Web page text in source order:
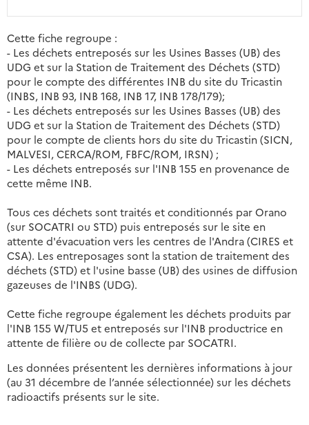
Cette fiche regroupe :
- Les déchets entreposés sur les Usines Basses (UB) des
UDG et sur la Station de Traitement des Déchets (STD)
pour le compte des différentes INB du site du Tricastin
(INBS, INB 93, INB 168, INB 17, INB 178/179);
- Les déchets entreposés sur les Usines Basses (UB) des
UDG et sur la Station de Traitement des Déchets (STD)
pour le compte de clients hors du site du Tricastin (SICN,
MALVESI, CERCA/ROM, FBFC/ROM, IRSN) ;
- Les déchets entreposés sur l'INB 155 en provenance de
cette même INB.
Tous ces déchets sont traités et conditionnés par Orano
(sur SOCATRI ou STD) puis entreposés sur le site en
attente d'évacuation vers les centres de l'Andra (CIRES et
CSA). Les entreposages sont la station de traitement des
déchets (STD) et l'usine basse (UB) des usines de diffusion
gazeuses de l'INBS (UDG).
Cette fiche regroupe également les déchets produits par
l'INB 155 W/TU5 et entreposés sur l'INB productrice en
attente de filière ou de collecte par SOCATRI.
Les données présentent les dernières informations à jour
(au 31 décembre de l’année sélectionnée) sur les déchets
radioactifs présents sur le site.